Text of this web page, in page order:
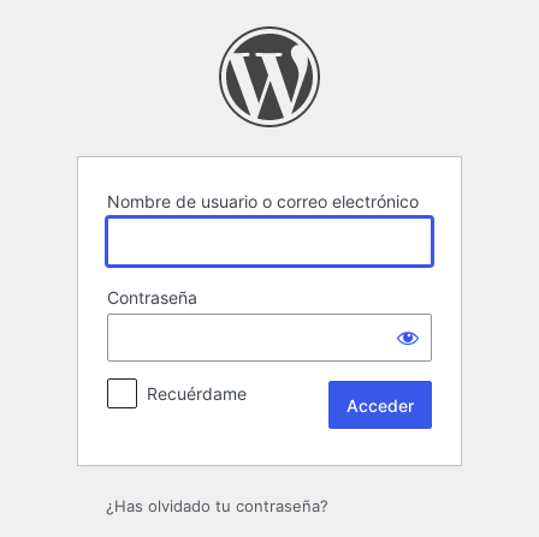
Nombre de usuario o correo electrónico
Contraseña
Recuérdame
¿Has olvidado tu contraseña?